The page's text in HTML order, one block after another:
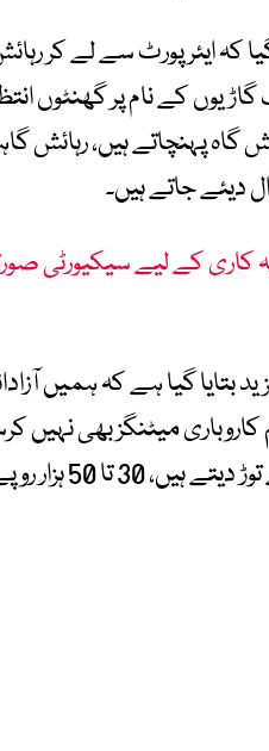
کہ ایئرپورٹ سے لے
گاڑیوں کے نام پر گھنٹوں
گاہ پہنچاتے ہیں، رہائش
دیئے جاتے ہیں۔
کاری کے لیے سیکیورٹی
بتایا گیا ہے کہ ہمیں
میٹنگز بھی نہیں
حملے کرکے